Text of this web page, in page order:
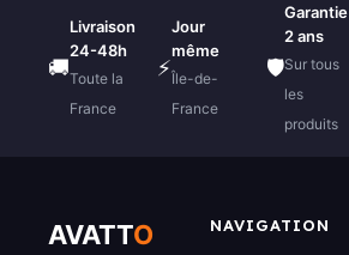
🚚
Livraison
24-48h
Toute la
France
⚡
Jour
même
Île-de-
France
🛡️
Garantie
2 ans
Sur tous
les
produits
AVATTO
NAVIGATION